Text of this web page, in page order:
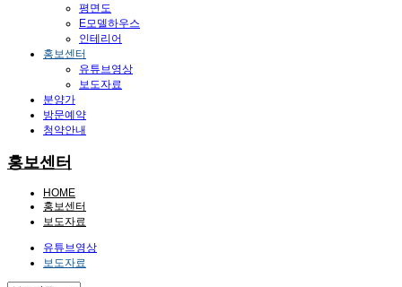
평면도
E모델하우스
인테리어
홍보센터
유튜브영상
보도자료
분양가
방문예약
청약안내
홍보센터
HOME
홍보센터
보도자료
유튜브영상
보도자료